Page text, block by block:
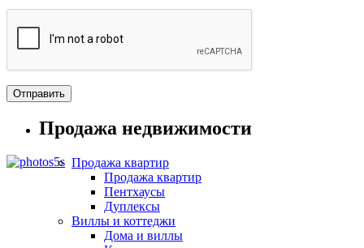
Продажа недвижимости
Продажа квартир
Продажа квартир
Пентхаусы
Дуплексы
Виллы и коттеджи
Дома и виллы